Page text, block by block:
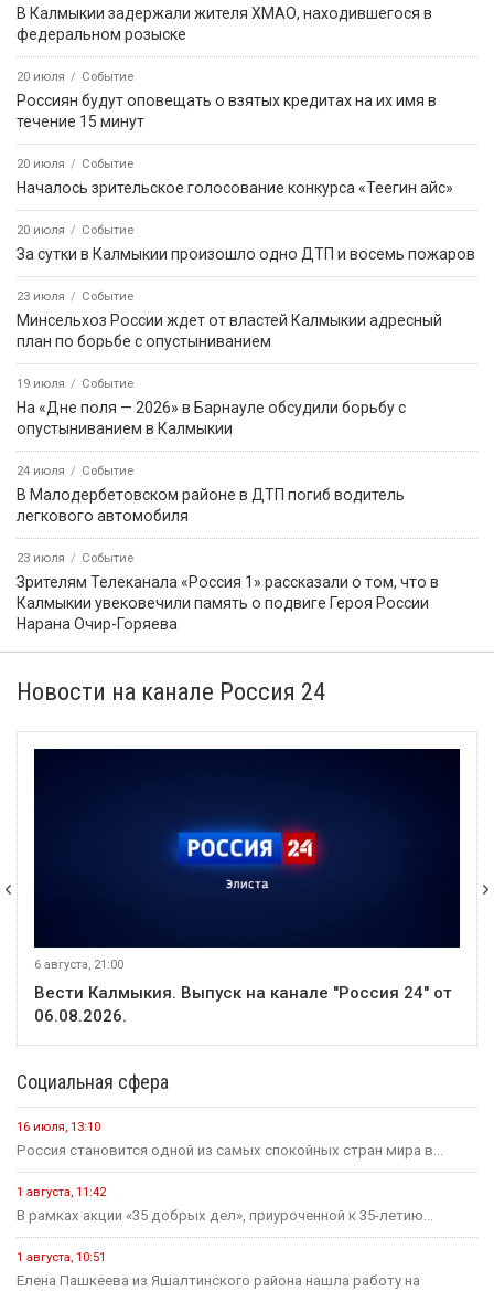
В Калмыкии задержали жителя ХМАО, находившегося в
федеральном розыске
20 июля Событие
Россиян будут оповещать о взятых кредитах на их имя в
течение 15 минут
20 июля Событие
Началось зрительское голосование конкурса «Теегин айс»
20 июля Событие
За сутки в Калмыкии произошло одно ДТП и восемь пожаров
23 июля Событие
Минсельхоз России ждет от властей Калмыкии адресный
план по борьбе с опустыниванием
19 июля Событие
На «Дне поля — 2026» в Барнауле обсудили борьбу с
опустыниванием в Калмыкии
24 июля Событие
В Малодербетовском районе в ДТП погиб водитель
легкового автомобиля
23 июля Событие
Зрителям Телеканала «Россия 1» рассказали о том, что в
Калмыкии увековечили память о подвиге Героя России
Нарана Очир-Горяева
Новости на канале Россия 24
6 августа, 21:00
Вести Калмыкия. Выпуск на канале "Россия 24" от
06.08.2026.
Социальная сфера
16 июля, 13:10
Россия становится одной из самых спокойных стран мира в...
1 августа, 11:42
В рамках акции «35 добрых дел», приуроченной к 35-летию...
1 августа, 10:51
Елена Пашкеева из Яшалтинского района нашла работу на